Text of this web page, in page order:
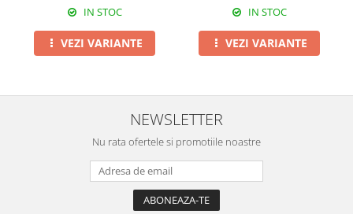
IN STOC
VEZI VARIANTE
IN STOC
VEZI VARIANTE
NEWSLETTER
Nu rata ofertele si promotiile noastre